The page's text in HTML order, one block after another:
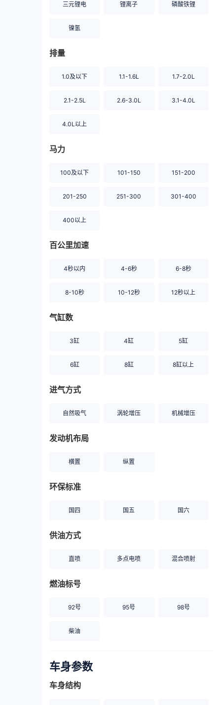
三元锂电 锂离子 磷酸铁锂
镍氢
排量
1.0及以下 1.1-1.6L 1.7-2.0L
2.1-2.5L 2.6-3.0L 3.1-4.0L
4.0L以上
马力
100及以下 101-150 151-200
201-250 251-300 301-400
400以上
百公里加速
4秒以内 4-6秒 6-8秒
8-10秒 10-12秒 12秒以上
气缸数
3缸 4缸 5缸
6缸 8缸 8缸以上
进气方式
自然吸气 涡轮增压 机械增压
发动机布局
横置 纵置
环保标准
国四 国五 国六
供油方式
直喷 多点电喷 混合喷射
燃油标号
92号 95号 98号
柴油
车身参数
车身结构